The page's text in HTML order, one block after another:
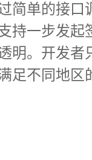
简单的接口
持一步发
明。开发
足不同地区